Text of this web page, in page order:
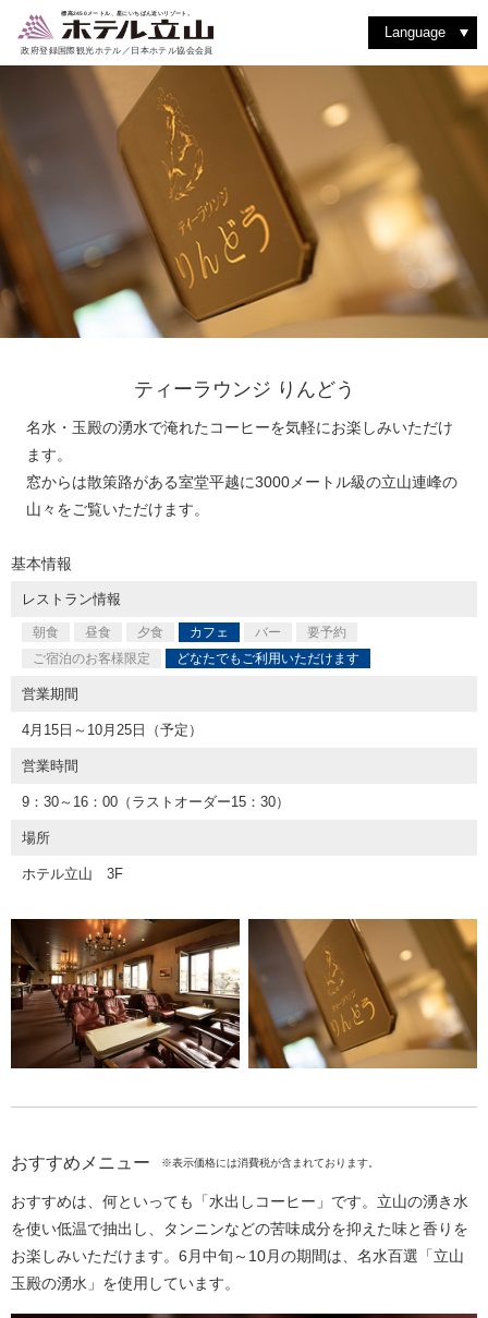
標高2450メートル、星にいちばん近いリゾート。
政府登録国際観光ホテル／日本ホテル協会会員
Language
ティーラウンジ りんどう
名水・玉殿の湧水で淹れたコーヒーを気軽にお楽しみいただけ
ます。
窓からは散策路がある室堂平越に3000メートル級の立山連峰の
山々をご覧いただけます。
基本情報
レストラン情報
朝食 昼食 夕食 カフェ バー
要予約
ご宿泊のお客様限定
どなたでもご利用いただけます
営業期間
4月15日～10月25日（予定）
営業時間
9：30～16：00（ラストオーダー15：30）
場所
ホテル立山 3F
おすすめメニュー ※表示価格には消費税が含まれております。
おすすめは、何といっても「水出しコーヒー」です。立山の湧き水
を使い低温で抽出し、タンニンなどの苦味成分を抑えた味と香りを
お楽しみいただけます。6月中旬～10月の期間は、名水百選「立山
玉殿の湧水」を使用しています。